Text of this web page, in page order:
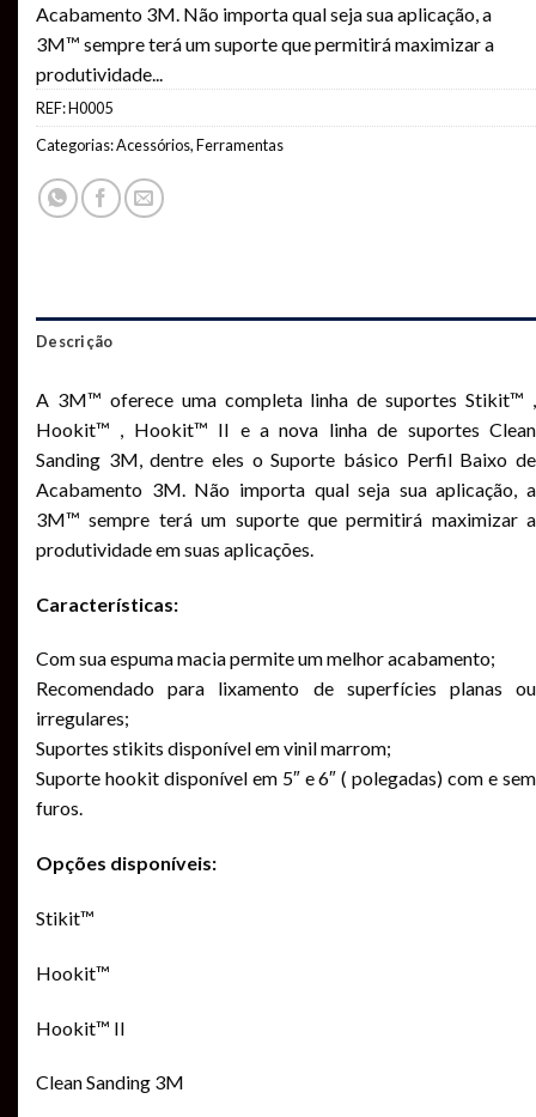
Acabamento 3M. Não importa qual seja sua aplicação, a
3M™ sempre terá um suporte que permitirá maximizar a
produtividade
REF:H0005
Categorias:Acessórios,Ferramentas
Descrição
A 3M™ oferece uma completa linha de suportes Stikit™ ,
Hookit™ , Hookit™ II e a nova linha de suportes Clean
Sanding 3M, dentre eles o Suporte básico Perfil Baixo de
Acabamento 3M. Não importa qual seja sua aplicação, a
3M™ sempre terá um suporte que permitirá maximizar a
produtividade em suas aplicações.
Características:
Com sua espuma macia permite um melhor acabamento;
Recomendado para lixamento de superfícies planas ou
irregulares;
Suportes stikits disponível em vinil marrom;
Suporte hookit disponível em 5″ e 6″ ( polegadas) com e sem
furos.
Opções disponíveis:
Stikit™
Hookit™
Hookit™ II
Clean Sanding 3M